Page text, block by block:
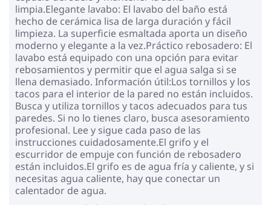
limpia.Elegante lavabo: El lavabo del baño está
hecho de cerámica lisa de larga duración y fácil
limpieza. La superficie esmaltada aporta un diseño
moderno y elegante a la vez.Práctico rebosadero: El
lavabo está equipado con una opción para evitar
rebosamientos y permitir que el agua salga si se
llena demasiado. Información útil:Los tornillos y los
tacos para el interior de la pared no están incluidos.
Busca y utiliza tornillos y tacos adecuados para tus
paredes. Si no lo tienes claro, busca asesoramiento
profesional. Lee y sigue cada paso de las
instrucciones cuidadosamente.El grifo y el
escurridor de empuje con función de rebosadero
están incluidos.El grifo es de agua fría y caliente, y si
necesitas agua caliente, hay que conectar un
calentador de agua.